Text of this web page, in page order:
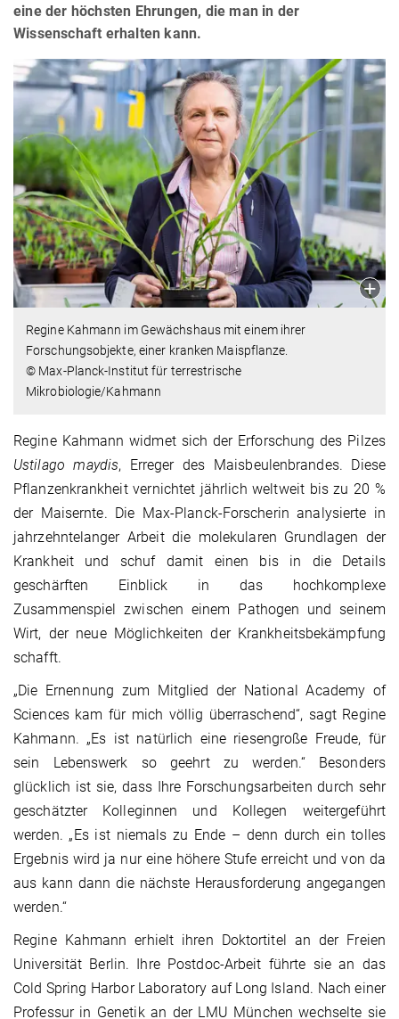
eine der höchsten Ehrungen, die man in der
Wissenschaft erhalten kann.
Regine Kahmann im Gewächshaus mit einem ihrer
Forschungsobjekte, einer kranken Maispflanze.
© Max-Planck-Institut für terrestrische
Mikrobiologie/Kahmann
Regine Kahmann widmet sich der Erforschung des Pilzes
Ustilago maydis, Erreger des Maisbeulenbrandes. Diese
Pflanzenkrankheit vernichtet jährlich weltweit bis zu 20 %
der Maisernte. Die Max-Planck-Forscherin analysierte in
jahrzehntelanger Arbeit die molekularen Grundlagen der
Krankheit und schuf damit einen bis in die Details
geschärften Einblick in das hochkomplexe
Zusammenspiel zwischen einem Pathogen und seinem
Wirt, der neue Möglichkeiten der Krankheitsbekämpfung
schafft.
„Die Ernennung zum Mitglied der National Academy of
Sciences kam für mich völlig überraschend“, sagt Regine
Kahmann. „Es ist natürlich eine riesengroße Freude, für
sein Lebenswerk so geehrt zu werden.“ Besonders
glücklich ist sie, dass Ihre Forschungsarbeiten durch sehr
geschätzter Kolleginnen und Kollegen weitergeführt
werden. „Es ist niemals zu Ende – denn durch ein tolles
Ergebnis wird ja nur eine höhere Stufe erreicht und von da
aus kann dann die nächste Herausforderung angegangen
werden.“
Regine Kahmann erhielt ihren Doktortitel an der Freien
Universität Berlin. Ihre Postdoc-Arbeit führte sie an das
Cold Spring Harbor Laboratory auf Long Island. Nach einer
Professur in Genetik an der LMU München wechselte sie